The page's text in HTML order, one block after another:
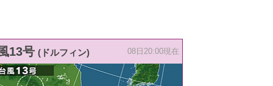
13号 (ドルフィン) 08日20:00現在